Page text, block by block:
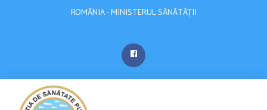
ROMÂNIA - MINISTERUL SĂNĂTĂȚII